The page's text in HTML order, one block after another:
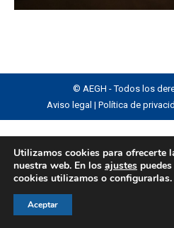
© AEGH - Todos los
Aviso legal | Política de
Utilizamos cookies para ofrecerte
nuestra web. En los ajustes
cookies utilizamos o configurarlas.
Aceptar